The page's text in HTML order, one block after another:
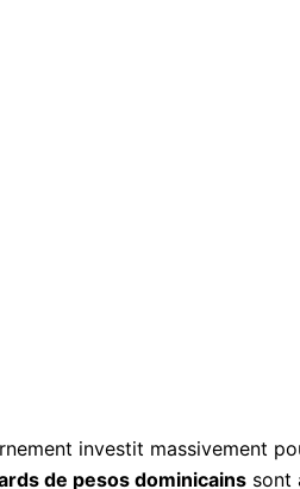
investit massivement
de pesos dominicains sont